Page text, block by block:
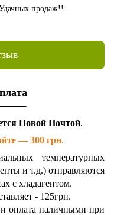
продаж!!
Новой Почтой.
— 300 грн.
температурных
и т.д.) отправляются
с хладагентом.
- 125грн.
оплата наличными при